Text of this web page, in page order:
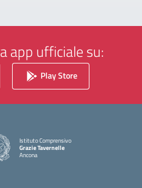
app ufficiale su:
Play Store
Istituto Comprensivo
Grazie Tavernelle
Ancona